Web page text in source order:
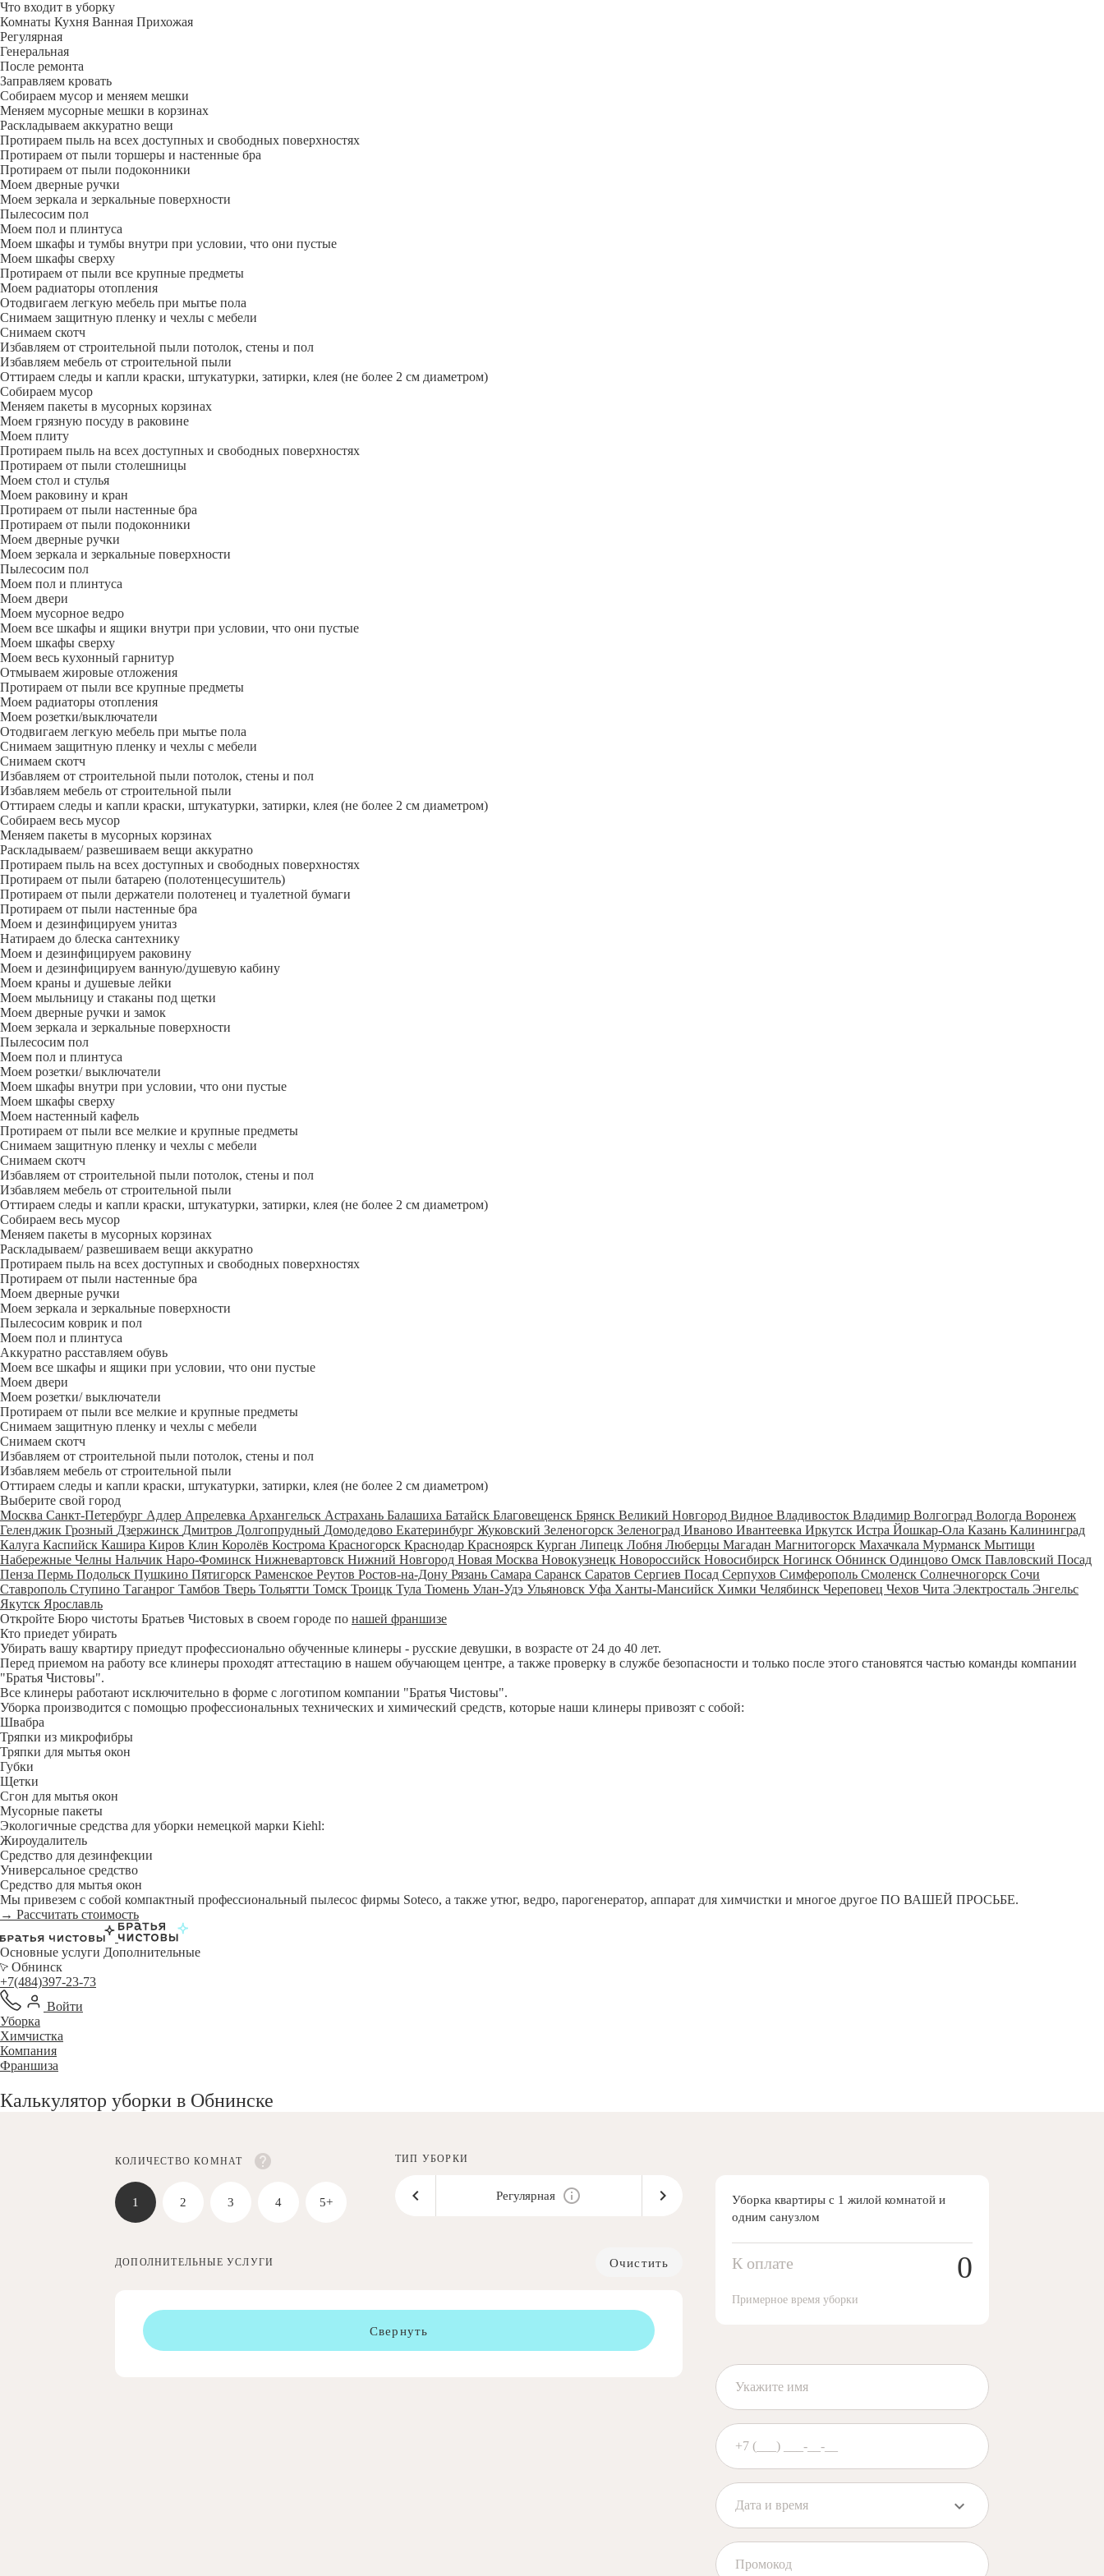
Что входит в уборку
Регу­лярная
Гене­ральная
После ремонта
Заправляем кровать
Собираем мусор и меняем мешки
Меняем мусорные мешки в корзинах
Раскладываем аккуратно вещи
Протираем пыль на всех доступных и свободных поверхностях
Протираем от пыли торшеры и настенные бра
Протираем от пыли подоконники
Моем дверные ручки
Моем зеркала и зеркальные поверхности
Пылесосим пол
Моем пол и плинтуса
Моем шкафы и тумбы внутри при условии, что они пустые
Моем шкафы сверху
Протираем от пыли все крупные предметы
Моем радиаторы отопления
Отодвигаем легкую мебель при мытье пола
Снимаем защитную пленку и чехлы с мебели
Снимаем скотч
Избавляем от строительной пыли потолок, стены и пол
Избавляем мебель от строительной пыли
Оттираем следы и капли краски, штукатурки, затирки, клея (не более 2 см диаметром)
Собираем мусор
Меняем пакеты в мусорных корзинах
Моем грязную посуду в раковине
Моем плиту
Протираем пыль на всех доступных и свободных поверхностях
Протираем от пыли столешницы
Моем стол и стулья
Моем раковину и кран
Протираем от пыли настенные бра
Протираем от пыли подоконники
Моем дверные ручки
Моем зеркала и зеркальные поверхности
Пылесосим пол
Моем пол и плинтуса
Моем двери
Моем мусорное ведро
Моем все шкафы и ящики внутри при условии, что они пустые
Моем шкафы сверху
Моем весь кухонный гарнитур
Отмываем жировые отложения
Протираем от пыли все крупные предметы
Моем радиаторы отопления
Моем розетки/выключатели
Отодвигаем легкую мебель при мытье пола
Снимаем защитную пленку и чехлы с мебели
Снимаем скотч
Избавляем от строительной пыли потолок, стены и пол
Избавляем мебель от строительной пыли
Оттираем следы и капли краски, штукатурки, затирки, клея (не более 2 см диаметром)
Собираем весь мусор
Меняем пакеты в мусорных корзинах
Раскладываем/ развешиваем вещи аккуратно
Протираем пыль на всех доступных и свободных поверхностях
Протираем от пыли батарею (полотенцесушитель)
Протираем от пыли держатели полотенец и туалетной бумаги
Протираем от пыли настенные бра
Моем и дезинфицируем унитаз
Натираем до блеска сантехнику
Моем и дезинфицируем раковину
Моем и дезинфицируем ванную/душевую кабину
Моем краны и душевые лейки
Моем мыльницу и стаканы под щетки
Моем дверные ручки и замок
Моем зеркала и зеркальные поверхности
Пылесосим пол
Моем пол и плинтуса
Моем розетки/ выключатели
Моем шкафы внутри при условии, что они пустые
Моем шкафы сверху
Моем настенный кафель
Протираем от пыли все мелкие и крупные предметы
Снимаем защитную пленку и чехлы с мебели
Снимаем скотч
Избавляем от строительной пыли потолок, стены и пол
Избавляем мебель от строительной пыли
Оттираем следы и капли краски, штукатурки, затирки, клея (не более 2 см диаметром)
Собираем весь мусор
Меняем пакеты в мусорных корзинах
Раскладываем/ развешиваем вещи аккуратно
Протираем пыль на всех доступных и свободных поверхностях
Протираем от пыли настенные бра
Моем дверные ручки
Моем зеркала и зеркальные поверхности
Пылесосим коврик и пол
Моем пол и плинтуса
Аккуратно расставляем обувь
Моем все шкафы и ящики при условии, что они пустые
Моем двери
Моем розетки/ выключатели
Протираем от пыли все мелкие и крупные предметы
Снимаем защитную пленку и чехлы с мебели
Снимаем скотч
Избавляем от строительной пыли потолок, стены и пол
Избавляем мебель от строительной пыли
Оттираем следы и капли краски, штукатурки, затирки, клея (не более 2 см диаметром)
Выберите свой город
Москва Санкт-Петербург Адлер Апрелевка Архангельск Астрахань Балашиха Батайск Благовещенск Брянск Великий Новгород Видное Владивосток Владимир Волгоград Вологда Воронеж
Геленджик Грозный Дзержинск Дмитров Долгопрудный Домодедово Екатеринбург Жуковский Зеленогорск Зеленоград Иваново Ивантеевка Иркутск Истра Йошкар-Ола Казань Калининград
Калуга Каспийск Кашира Киров Клин Королёв Кострома Красногорск Краснодар Красноярск Курган Липецк Лобня Люберцы Магадан Магнитогорск Махачкала Мурманск Мытищи
Набережные Челны Нальчик Наро-Фоминск Нижневартовск Нижний Новгород Новая Москва Новокузнецк Новороссийск Новосибирск Ногинск Обнинск Одинцово Омск Павловский Посад
Пенза Пермь Подольск Пушкино Пятигорск Раменское Реутов Ростов-на-Дону Рязань Самара Саранск Саратов Сергиев Посад Серпухов Симферополь Смоленск Солнечногорск Сочи
Ставрополь Ступино Таганрог Тамбов Тверь Тольятти Томск Троицк Тула Тюмень Улан-Удэ Ульяновск Уфа Ханты-Мансийск Химки Челябинск Череповец Чехов Чита Электросталь Энгельс
Якутск Ярославль
Откройте Бюро чистоты Братьев Чистовых в своем городе по нашей франшизе
Кто приедет убирать
Убирать вашу квартиру приедут профессионально обученные клинеры - русские девушки, в возрасте от 24 до 40 лет.
Перед приемом на работу все клинеры проходят аттестацию в нашем обучающем центре, а также проверку в службе безопасности и только после этого становятся частью команды компании
"Братья Чистовы".
Все клинеры работают исключительно в форме с логотипом компании "Братья Чистовы".
Уборка производится с помощью профессиональных технических и химический средств, которые наши клинеры привозят с собой:
Швабра
Тряпки из микрофибры
Тряпки для мытья окон
Губки
Щетки
Сгон для мытья окон
Мусорные пакеты
Экологичные средства для уборки немецкой марки Kiehl:
Жироудалитель
Средство для дезинфекции
Универсальное средство
Средство для мытья окон
Мы привезем с собой компактный профессиональный пылесос фирмы Soteco, а также утюг, ведро, парогенератор, аппарат для химчистки и многое другое ПО ВАШЕЙ ПРОСЬБЕ.
→ Рассчитать стоимость
Основные услуги Дополнительные
Обнинск
+7(484)397-23-73
Войти
Уборка
Химчистка
Компания
Франшиза
Калькулятор уборки в Обнинске
КОЛИЧЕСТВО КОМНАТ
1 2 3 4 5+
ТИП УБОРКИ
Регулярная
ДОПОЛНИТЕЛЬНЫЕ УСЛУГИ Очистить
Свернуть
Уборка квартиры с 1 жилой комнатой и
одним санузлом
К оплате 0
Примерное время уборки